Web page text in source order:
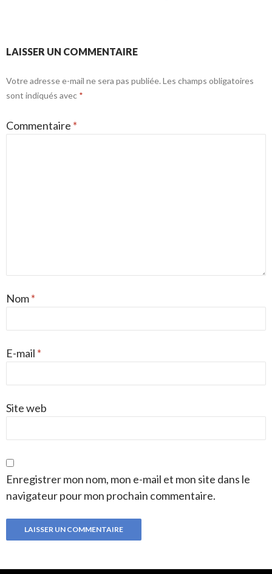
LAISSER UN COMMENTAIRE
Votre adresse e-mail ne sera pas publiée. Les champs obligatoires
sont indiqués avec *
Commentaire *
Nom*
E-mail *
Site web
Enregistrer mon nom, mon e-mail et mon site dans le
navigateur pour mon prochain commentaire.